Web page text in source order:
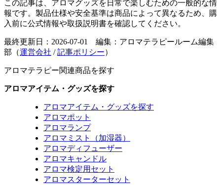
この記事は、アロマグッズを日常で楽しむための一般的な情
報です。製品仕様や安全基準は商品によって異なるため、購
入前に公式情報や取扱説明書を確認してください。
最終更新日：2026-07-01 編集：アロマテラピールーム編集
部（運営会社 /記事ポリシー）
アロマテラピー関連商品を探す
アロマアイテム・グッズを探す
アロマアイテム・グッズを探す
アロマポット
アロマランプ
アロマミスト（加湿器）
アロマディフューザー
アロマキャンドル
アロマ検定用セット
アロマスターターセット